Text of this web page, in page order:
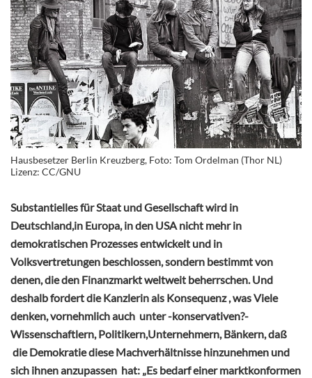
Hausbesetzer Berlin Kreuzberg, Foto: Tom Ordelman (Thor NL)
Lizenz: CC/GNU
Substantielles für Staat und Gesellschaft wird in
Deutschland,in Europa, in den USA nicht mehr in
demokratischen Prozesses entwickelt und in
Volksvertretungen beschlossen, sondern bestimmt von
denen, die den Finanzmarkt weltweit beherrschen. Und
deshalb fordert die Kanzlerin als Konsequenz , was Viele
denken, vornehmlich auch unter -konservativen?-
Wissenschaftlern, Politikern,Unternehmern, Bänkern, daß
die Demokratie diese Machverhältnisse hinzunehmen und
sich ihnen anzupassen hat: „Es bedarf einer marktkonformen